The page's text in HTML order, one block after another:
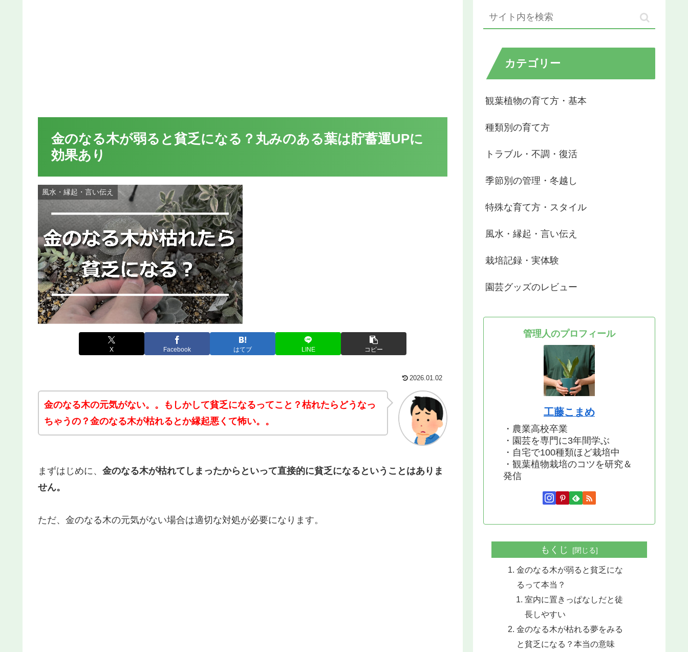
金のなる木が弱ると貧乏になる？丸みのある葉は貯蓄運UPに
効果あり
風水・縁起・言い伝え
X Facebook はてブ LINE コピー
2026.01.02
金のなる木の元気がない。。もしかして貧乏になるってこと？枯れたらどうなっ
ちゃうの？金のなる木が枯れるとか縁起悪くて怖い。。
まずはじめに、 金のなる木が枯れてしまったからといって直接的に貧乏になるということはありま
せん。
ただ、金のなる木の元気がない場合は適切な対処が必要になります。
カテゴリー
観葉植物の育て方・基本
種類別の育て方
トラブル・不調・復活
季節別の管理・冬越し
特殊な育て方・スタイル
風水・縁起・言い伝え
栽培記録・実体験
園芸グッズのレビュー
管理人のプロフィール
工藤こまめ
・農業高校卒業
・園芸を専門に3年間学ぶ
・自宅で100種類ほど栽培中
・観葉植物栽培のコツを研究＆
発信
もくじ
金のなる木が弱ると貧乏にな
るって本当？
室内に置きっぱなしだと徒
長しやすい
金のなる木が枯れる夢をみる
と貧乏になる？本当の意味